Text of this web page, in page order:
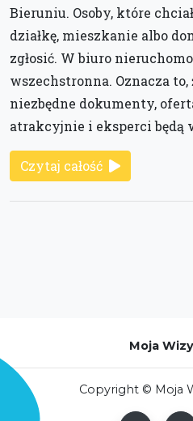
Bieruniu. Osoby, które
działkę, mieszkanie albo
zgłosić. W biuro
wszechstronna. Oznacza
niezbędne dokumenty,
atrakcyjnie i eksperci będą
Czytaj całość
Moja
Copyright © Moja